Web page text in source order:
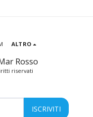
Rosso
riservati
ALTRO
ISCRIVITI